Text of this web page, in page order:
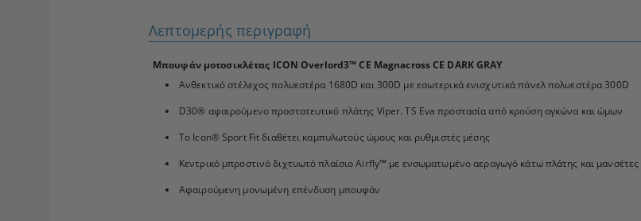
Λεπτομερής περιγραφή
Μπουφάν μοτοσικλέτας ICON Overlord3™ CE Magnacross CE DARK GRAY
Ανθεκτικό στέλεχος πολυεστέρα 1680D και 300D με εσωτερικά ενισχυτικά πάνελ πολυεστέρα 300D
D30® αφαιρούμενο προστατευτικό πλάτης Viper. TS Eva προστασία από κρούση αγκώνα και ώμων
Το Icon® Sport Fit διαθέτει καμπυλωτούς ώμους και ρυθμιστές μέσης
Κεντρικό μπροστινό διχτυωτό πλαίσιο Airfly™ με ενσωματωμένο αεραγωγό κάτω πλάτης και μανσέτες
Αφαιρούμενη μονωμένη επένδυση μπουφάν